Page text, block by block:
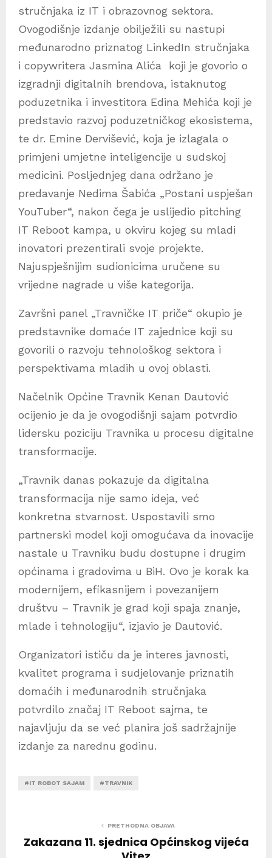
stručnjaka iz IT i obrazovnog sektora.
Ovogodišnje izdanje obilježili su nastupi
međunarodno priznatog LinkedIn stručnjaka
i copywritera Jasmina Alića koji je govorio o
izgradnji digitalnih brendova, istaknutog
poduzetnika i investitora Edina Mehića koji je
predstavio razvoj poduzetničkog ekosistema,
te dr. Emine Dervišević, koja je izlagala o
primjeni umjetne inteligencije u sudskoj
medicini. Posljednjeg dana održano je
predavanje Nedima Šabića „Postani uspješan
YouTuber“, nakon čega je uslijedio pitching
IT Reboot kampa, u okviru kojeg su mladi
inovatori prezentirali svoje projekte.
Najuspješnijim sudionicima uručene su
vrijedne nagrade u više kategorija.
Završni panel „Travničke IT priče“ okupio je
predstavnike domaće IT zajednice koji su
govorili o razvoju tehnološkog sektora i
perspektivama mladih u ovoj oblasti.
Načelnik Općine Travnik Kenan Dautović
ocijenio je da je ovogodišnji sajam potvrdio
lidersku poziciju Travnika u procesu digitalne
transformacije.
„Travnik danas pokazuje da digitalna
transformacija nije samo ideja, već
konkretna stvarnost. Uspostavili smo
partnerski model koji omogućava da inovacije
nastale u Travniku budu dostupne i drugim
općinama i gradovima u BiH. Ovo je korak ka
modernijem, efikasnijem i povezanijem
društvu – Travnik je grad koji spaja znanje,
mlade i tehnologiju“, izjavio je Dautović.
Organizatori ističu da je interes javnosti,
kvalitet programa i sudjelovanje priznatih
domaćih i međunarodnih stručnjaka
potvrdilo značaj IT Reboot sajma, te
najavljuju da se već planira još sadržajnije
izdanje za narednu godinu.
#IT ROBOT SAJAM #TRAVNIK
PRETHODNA OBJAVA
Zakazana 11. sjednica Općinskog vijeća